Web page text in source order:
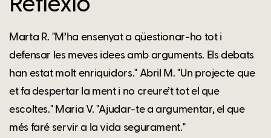
Marta R. "M’ha ensenyat a qüestionar-ho tot i
defensar les meves idees amb arguments. Els debats
han estat molt enriquidors." Abril M. "Un projecte que
et fa despertar la ment i no creure’t tot el que
escoltes." Maria V. "Ajudar-te a argumentar, el que
més faré servir a la vida segurament."